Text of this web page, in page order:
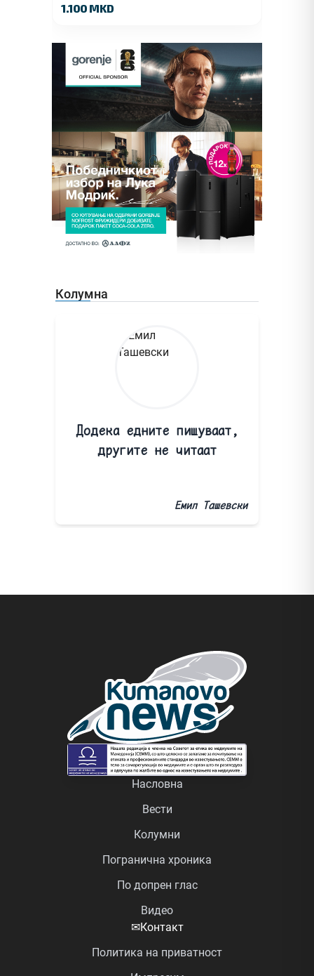
1.100 MKD
Колумна
Додека едните пишуваат,
другите не читаат
Емил Ташевски
Насловна
Вести
Колумни
Погранична хроника
По допрен глас
Видео
✉Контакт
Политика на приватност